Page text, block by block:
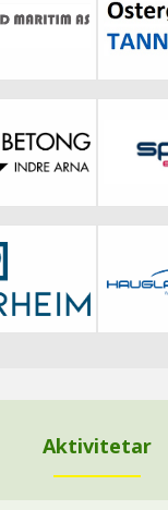
Aktivitetar